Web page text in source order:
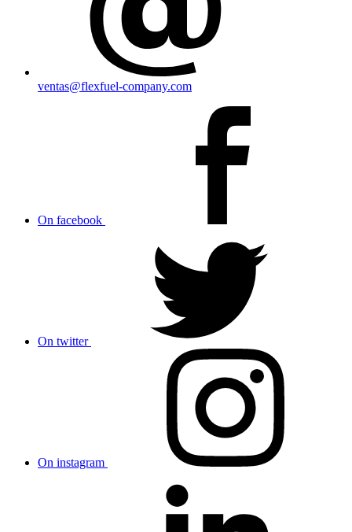
ventas@flexfuel-company.com
On facebook
On twitter
On instagram